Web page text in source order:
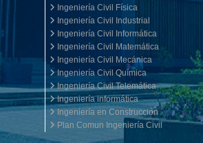
Ingeniería Civil Física
Ingeniería Civil Industrial
Ingeniería Civil Informática
Ingeniería Civil Matemática
Ingeniería Civil Mecánica
Ingeniería Civil Química
Ingeniería Civil Telemática
Ingeniería informática
Ingeniería en Construcción
Plan Comun Ingeniería Civil